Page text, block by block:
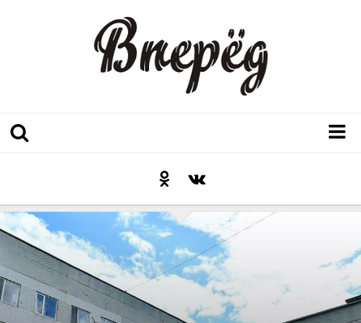
Послесловие к празднику
Факт
Неожиданный ракурс
Контакты